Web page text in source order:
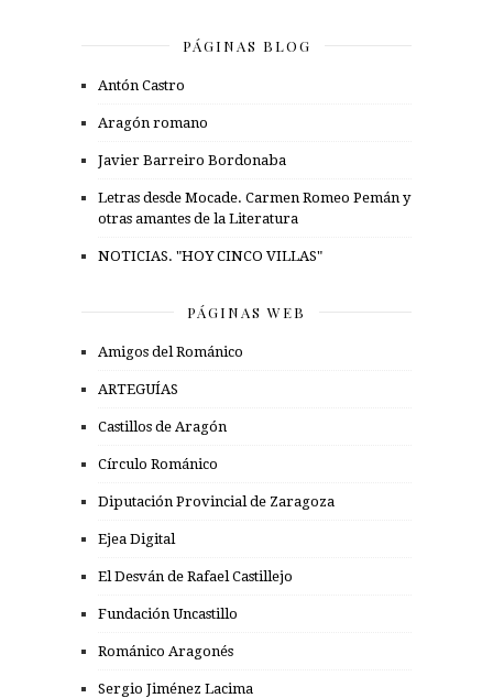
PÁGINAS BLOG
Antón Castro
Aragón romano
Javier Barreiro Bordonaba
Letras desde Mocade. Carmen Romeo Pemán y
otras amantes de la Literatura
NOTICIAS. "HOY CINCO VILLAS"
PÁGINAS WEB
Amigos del Románico
ARTEGUÍAS
Castillos de Aragón
Círculo Románico
Diputación Provincial de Zaragoza
Ejea Digital
El Desván de Rafael Castillejo
Fundación Uncastillo
Románico Aragonés
Sergio Jiménez Lacima